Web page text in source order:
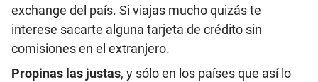
exchange del país. Si viajas mucho quizás te
interese sacarte alguna tarjeta de crédito sin
comisiones en el extranjero.
Propinas las justas, y sólo en los países que así lo